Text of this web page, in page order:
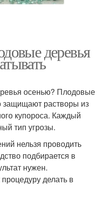
деревья
осенью? Плодовые
защищают растворы из
купороса. Каждый
тип угрозы.
нельзя проводить
подбирается в
нужен.
делать в